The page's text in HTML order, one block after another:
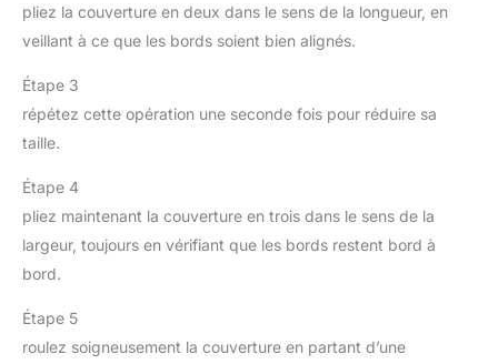
pliez la couverture en deux dans le sens de la longueur, en
veillant à ce que les bords soient bien alignés.
Étape 3
répétez cette opération une seconde fois pour réduire sa
taille.
Étape 4
pliez maintenant la couverture en trois dans le sens de la
largeur, toujours en vérifiant que les bords restent bord à
bord.
Étape 5
roulez soigneusement la couverture en partant d’une